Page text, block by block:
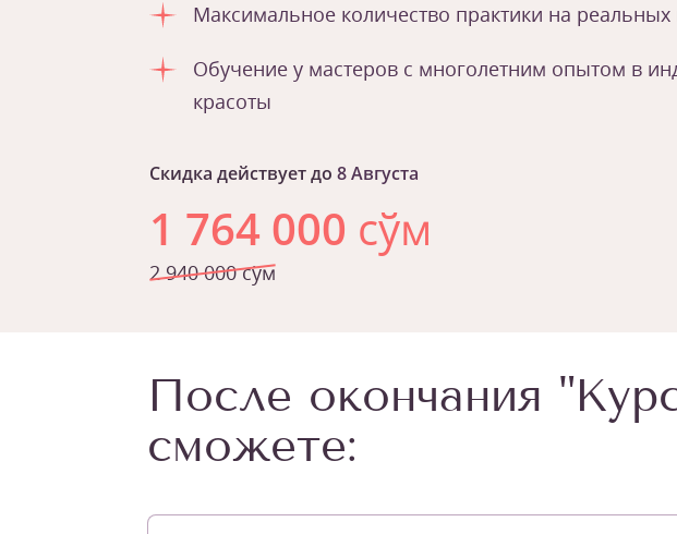
Максимальное количество практики на реальных
Обучение у мастеров с многолетним опытом в
красоты
Скидка действует до 8 Августа
1 764 000 сўм
2 940 000 сўм
После окончания
сможете: